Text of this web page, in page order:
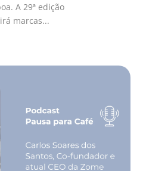
A 29ª edição
marcas...